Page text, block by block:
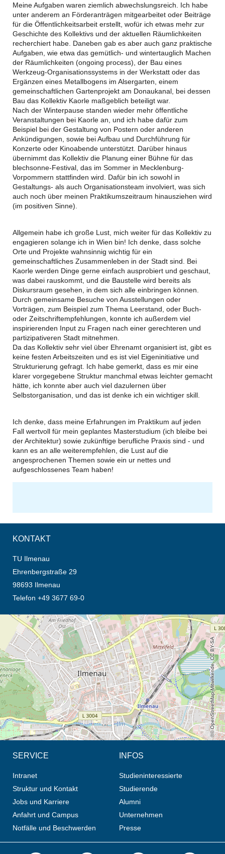
Meine Aufgaben waren ziemlich abwechslungsreich. Ich habe
unter anderem an Förderanträgen mitgearbeitet oder Beiträge
für die Öffentlichkeitsarbeit erstellt, wofür ich etwas mehr zur
Geschichte des Kollektivs und der aktuellen Räumlichkeiten
recherchiert habe. Daneben gab es aber auch ganz praktische
Aufgaben, wie etwa das gemütlich- und wintertauglich Machen
der Räumlichkeiten (ongoing process), der Bau eines
Werkzeug-Organisationssystems in der Werkstatt oder das
Ergänzen eines Metallbogens im Alsergarten, einem
gemeinschaftlichen Gartenprojekt am Donaukanal, bei dessen
Bau das Kollektiv Kaorle maßgeblich beteiligt war.
Nach der Winterpause standen wieder mehr öffentliche
Veranstaltungen bei Kaorle an, und ich habe dafür zum
Beispiel bei der Gestaltung von Postern oder anderen
Ankündigungen, sowie bei Aufbau und Durchführung für
Konzerte oder Kinoabende unterstützt. Darüber hinaus
übernimmt das Kollektiv die Planung einer Bühne für das
blechsonne-Festival, das im Sommer in Mecklenburg-
Vorpommern stattfinden wird. Dafür bin ich sowohl in
Gestaltungs- als auch Organisationsteam involviert, was sich
auch noch über meinen Praktikumszeitraum hinausziehen wird
(im positiven Sinne).
Allgemein habe ich große Lust, mich weiter für das Kollektiv zu
engagieren solange ich in Wien bin! Ich denke, dass solche
Orte und Projekte wahnsinnig wichtig für ein
gemeinschaftliches Zusammenleben in der Stadt sind. Bei
Kaorle werden Dinge gerne einfach ausprobiert und geschaut,
was dabei rauskommt, und die Baustelle wird bereits als
Diskursraum gesehen, in dem sich alle einbringen können.
Durch gemeinsame Besuche von Ausstellungen oder
Vorträgen, zum Beispiel zum Thema Leerstand, oder Buch-
oder Zeitschriftempfehlungen, konnte ich außerdem viel
inspirierenden Input zu Fragen nach einer gerechteren und
partizipativeren Stadt mitnehmen.
Da das Kollektiv sehr viel über Ehrenamt organisiert ist, gibt es
keine festen Arbeitszeiten und es ist viel Eigeninitiative und
Strukturierung gefragt. Ich habe gemerkt, dass es mir eine
klarer vorgegebene Struktur manchmal etwas leichter gemacht
hätte, ich konnte aber auch viel dazulernen über
Selbstorganisation, und das ist denke ich ein wichtiger skill.
Ich denke, dass meine Erfahrungen im Praktikum auf jeden
Fall wertvoll für mein geplantes Masterstudium (ich bleibe bei
der Architektur) sowie zukünftige berufliche Praxis sind - und
kann es an alle weiterempfehlen, die Lust auf die
angesprochenen Themen sowie ein ur nettes und
aufgeschlossenes Team haben!
KONTAKT
TU Ilmenau
Ehrenbergstraße 29
98693 Ilmenau
Telefon +49 3677 69-0
Öffnet die Anfahrtsbeschreibung in neuem Tab (Karte)
© OpenStreetMap-Mitwirkende, CC BY-SA
SERVICE
Intranet
Struktur und Kontakt
Jobs und Karriere
Anfahrt und Campus
Notfälle und Beschwerden
INFOS
Studieninteressierte
Studierende
Alumni
Unternehmen
Presse